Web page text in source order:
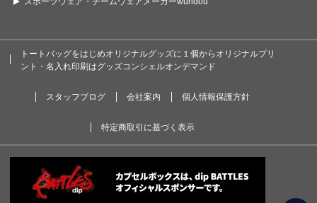
トートバッグをはじめオリジナルグッズに１個からオリジナルプリ
ント・名入れ印刷はグッズコンシェルオンデマンド
スタッフブログ 会社案内 個人情報保護方針
特定商取引に基づく表示